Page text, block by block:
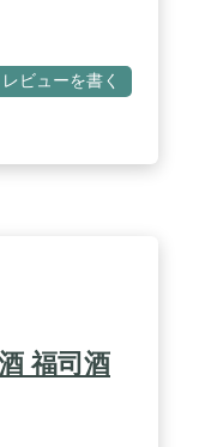
レビューを書く
福司酒